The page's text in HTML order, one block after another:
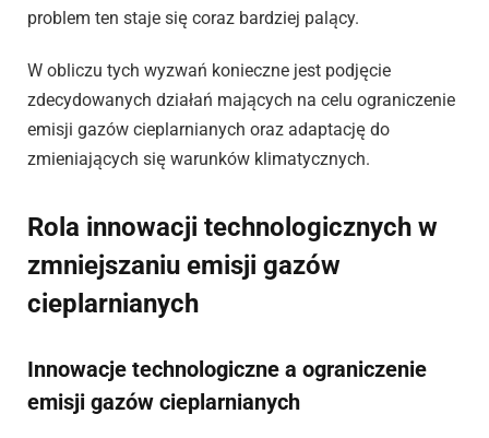
problem ten staje się coraz bardziej palący.
W obliczu tych wyzwań konieczne jest podjęcie
zdecydowanych działań mających na celu ograniczenie
emisji gazów cieplarnianych oraz adaptację do
zmieniających się warunków klimatycznych.
Rola innowacji technologicznych w
zmniejszaniu emisji gazów
cieplarnianych
Innowacje technologiczne a ograniczenie
emisji gazów cieplarnianych